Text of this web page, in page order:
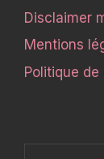
Disclaimer
Mentions
Politique de